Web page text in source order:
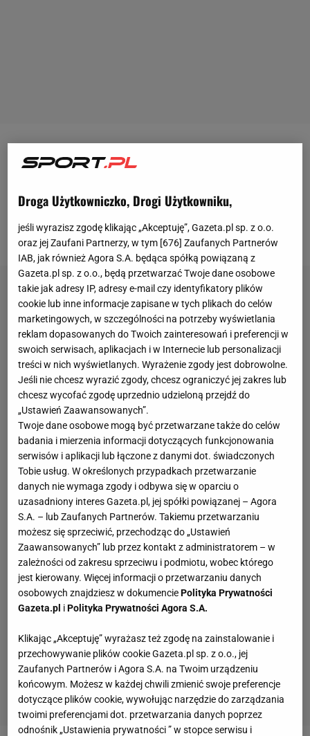
Na obiektach Angelique Kerber w Puszczykowie,
kategorii krasnali. Udział w nich wzięło 33 tenisistki z
Gołda i Wiktoria Chmielewska.
Droga Użytkowniczko, Drogi Użytkowniku,
jeśli wyrazisz zgodę klikając „Akceptuję”, Gazeta.pl sp. z o.o.
oraz jej Zaufani Partnerzy, w tym [676] Zaufanych Partnerów
IAB, jak również Agora S.A. będąca spółką powiązaną z
Gazeta.pl sp. z o.o., będą przetwarzać Twoje dane osobowe
takie jak adresy IP, adresy e-mail czy identyfikatory plików
cookie lub inne informacje zapisane w tych plikach do celów
marketingowych, w szczególności na potrzeby wyświetlania
reklam dopasowanych do Twoich zainteresowań i preferencji w
swoich serwisach, aplikacjach i w Internecie lub personalizacji
treści w nich wyświetlanych. Wyrażenie zgody jest dobrowolne.
Jeśli nie chcesz wyrazić zgody, chcesz ograniczyć jej zakres lub
chcesz wycofać zgodę uprzednio udzieloną przejdź do
„Ustawień Zaawansowanych”.
Twoje dane osobowe mogą być przetwarzane także do celów
badania i mierzenia informacji dotyczących funkcjonowania
serwisów i aplikacji lub łączone z danymi dot. świadczonych
Tobie usług. W określonych przypadkach przetwarzanie
danych nie wymaga zgody i odbywa się w oparciu o
uzasadniony interes Gazeta.pl, jej spółki powiązanej – Agora
S.A. – lub Zaufanych Partnerów. Takiemu przetwarzaniu
możesz się sprzeciwić, przechodząc do „Ustawień
Zaawansowanych” lub przez kontakt z administratorem – w
zależności od zakresu sprzeciwu i podmiotu, wobec którego
jest kierowany. Więcej informacji o przetwarzaniu danych
osobowych znajdziesz w dokumenciePolityka Prywatności
Gazeta.pl iPolityka Prywatności Agora S.A.
Klikając „Akceptuję” wyrażasz też zgodę na zainstalowanie i
przechowywanie plików cookie Gazeta.pl sp. z o.o., jej
Zaufanych Partnerów i Agora S.A. na Twoim urządzeniu
końcowym. Możesz w każdej chwili zmienić swoje preferencje
dotyczące plików cookie, wywołując narzędzie do zarządzania
twoimi preferencjami dot. przetwarzania danych poprzez
odnośnik „Ustawienia prywatności ” w stopce serwisu i